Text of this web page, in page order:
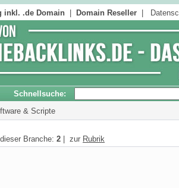
inkl. .de Domain Domain Reseller
Schnellsuche:
& Scripte
Branche: 2 | zur Rubrik